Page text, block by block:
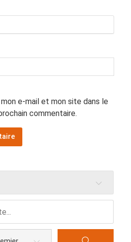
e-mail et mon site dans le
commentaire.